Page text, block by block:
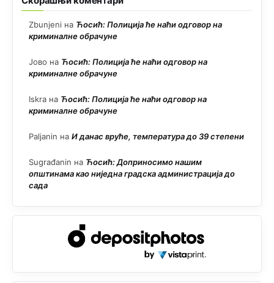
Zbunjeni на Ћосић: Полиција ће наћи одговор на
криминалне обрачуне
Јово на Ћосић: Полиција ће наћи одговор на
криминалне обрачуне
Iskra на Ћосић: Полиција ће наћи одговор на
криминалне обрачуне
Paljanin на И данас вруће, температура до 39 степени
Sugrađanin на Ћосић: Доприносимо нашим
општинама као ниједна градска администрација до
сада